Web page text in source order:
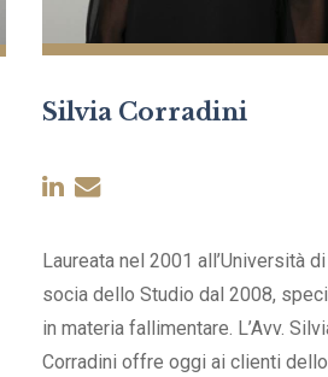
Silvia Corradini
Laureata nel 2001 all’Università
socia dello Studio dal 2008,
in materia fallimentare. L’Avv.
Corradini offre oggi ai clienti